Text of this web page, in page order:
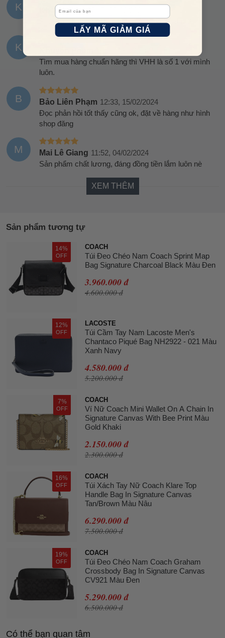
K Khải Hoàng 20:47, 18/02/2024
Shop tư vấn chu đáo, đã mua ở shop lần thứ 3
K
Tìm mua hàng chuẩn hãng thì VHH là số 1 với mình
luôn.
B Bảo Liên Phạm 12:33, 15/02/2024
Đọc phản hồi tốt thấy cũng ok, đặt về hàng như hình
shop đăng
M Mai Lê Giang 11:52, 04/02/2024
Sản phẩm chất lương, đáng đồng tiền lắm luôn nè
XEM THÊM
Sản phẩm tương tự
14%
OFF
COACH
Túi Đeo Chéo Nam Coach Sprint Map
Bag Signature Charcoal Black Màu Đen
3.960.000 đ
4.600.000 đ
12%
OFF
LACOSTE
Túi Cầm Tay Nam Lacoste Men's
Chantaco Piqué Bag NH2922 - 021 Màu
Xanh Navy
4.580.000 đ
5.200.000 đ
7%
OFF
COACH
Ví Nữ Coach Mini Wallet On A Chain In
Signature Canvas With Bee Print Màu
Gold Khaki
2.150.000 đ
2.300.000 đ
16%
OFF
COACH
Túi Xách Tay Nữ Coach Klare Top
Handle Bag In Signature Canvas
Tan/Brown Màu Nâu
6.290.000 đ
7.500.000 đ
19%
OFF
COACH
Túi Đeo Chéo Nam Coach Graham
Crossbody Bag In Signature Canvas
CV921 Màu Đen
5.290.000 đ
6.500.000 đ
Có thể bạn quan tâm
Email
LẤY MÃ GIẢM GIÁ